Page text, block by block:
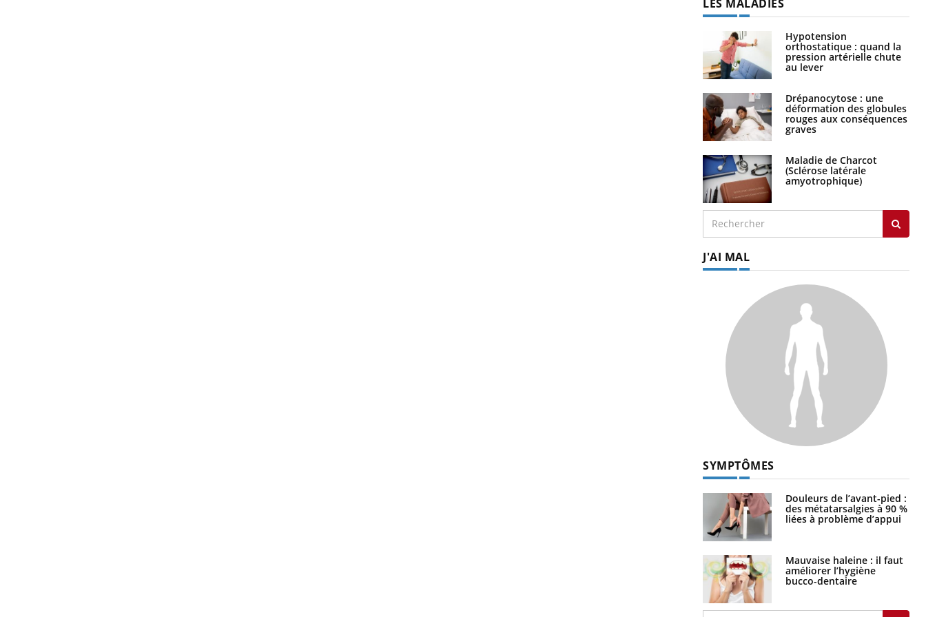
LES MALADIES
Hypotension
orthostatique : quand la
pression artérielle chute
au lever
Drépanocytose : une
déformation des globules
rouges aux conséquences
graves
Maladie de Charcot
(Sclérose latérale
amyotrophique)
J'AI MAL
SYMPTÔMES
Douleurs de l’avant-pied :
des métatarsalgies à 90 %
liées à problème d’appui
Mauvaise haleine : il faut
améliorer l’hygiène
bucco-dentaire